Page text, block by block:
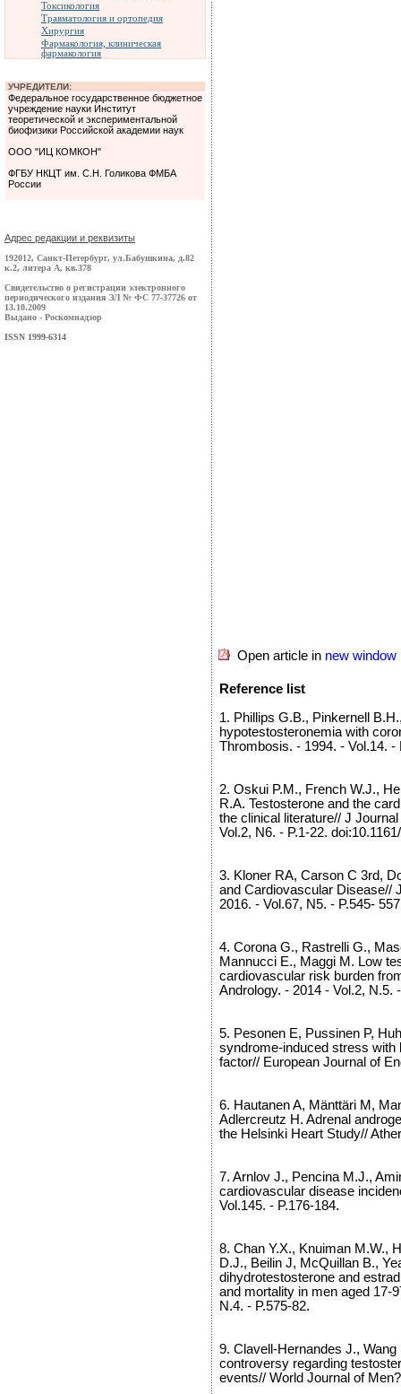
Токсикология
Травматология и ортопедия
Хирургия
Фармакология, клиническая
фармакология
УЧРЕДИТЕЛИ:
Федеральное государственное бюджетное
учреждение науки Институт
теоретической и экспериментальной
биофизики Российской академии наук
ООО "ИЦ КОМКОН"
ФГБУ НКЦТ им. С.Н. Голикова ФМБА
России
Адрес редакции и реквизиты
192012, Санкт-Петербург, ул.Бабушкина, д.82
к.2, литера А, кв.378
Свидетельство о регистрации электронного
периодического издания ЭЛ № ФС 77-37726 от
13.10.2009
Выдано - Роскомнадзор
ISSN 1999-6314
Open article in new window
Reference list
1. Phillips G.B., Pinkernell
hypotestosteronemia with
Thrombosis. - 1994. - Vol.14. -
2. Oskui P.M., French W.J.,
R.A. Testosterone and the
the clinical literature// J
Vol.2, N6. - P.1-22.
3. Kloner RA, Carson C 3rd,
and Cardiovascular Disease//
2016. - Vol.67, N5. - P.545-
4. Corona G., Rastrelli G.,
Mannucci E., Maggi M. Low
cardiovascular risk burden
Andrology. - 2014 - Vol.2, N.5.
5. Pesonen E, Pussinen P,
syndrome-induced stress with
factor// European Journal of
6. Hautanen A, Mänttäri M,
Adlercreutz H. Adrenal
the Helsinki Heart Study//
7. Arnlov J., Pencina M.J.,
cardiovascular disease
Vol.145. - P.176-184.
8. Chan Y.X., Knuiman M.W.,
D.J., Beilin J, McQuillan B.,
dihydrotestosterone and
and mortality in men aged 17-
N.4. - P.575-82.
9. Clavell-Hernandes J.,
controversy regarding
events// World Journal of